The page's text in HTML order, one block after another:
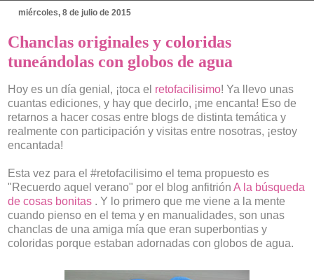
miércoles, 8 de julio de 2015
Chanclas originales y coloridas
tuneándolas con globos de agua
Hoy es un día genial, ¡toca el retofacilisimo! Ya llevo unas
cuantas ediciones, y hay que decirlo, ¡me encanta! Eso de
retarnos a hacer cosas entre blogs de distinta temática y
realmente con participación y visitas entre nosotras, ¡estoy
encantada!
Esta vez para el #retofacilisimo el tema propuesto es
"Recuerdo aquel verano" por el blog anfitrión A la búsqueda
de cosas bonitas . Y lo primero que me viene a la mente
cuando pienso en el tema y en manualidades, son unas
chanclas de una amiga mía que eran superbontias y
coloridas porque estaban adornadas con globos de agua.